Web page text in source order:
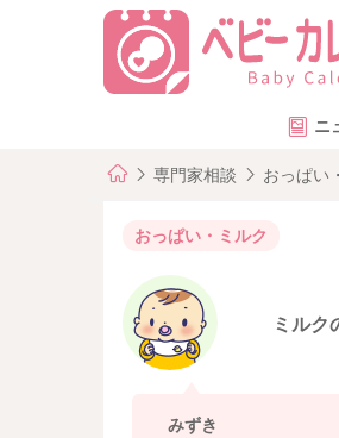
ニ
専門家相談 おっぱい
おっぱい・ミルク
ミルク
みずき